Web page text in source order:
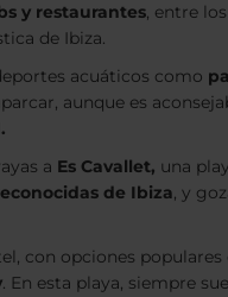
y restaurantes, entre
de Ibiza.
acuáticos como
aunque es
a Es Cavallet, una
de Ibiza, y
con opciones populares
. En esta playa, siempre